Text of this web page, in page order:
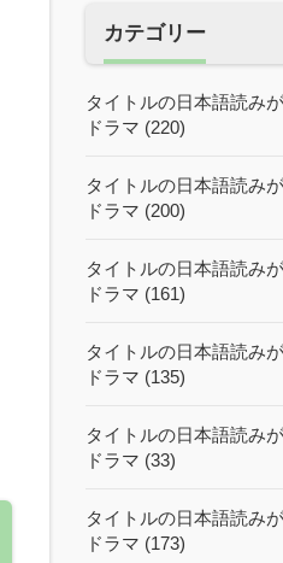
カテゴリー
タイトルの日本語読み
ドラマ (220)
タイトルの日本語読み
ドラマ (200)
タイトルの日本語読み
ドラマ (161)
タイトルの日本語読み
ドラマ (135)
タイトルの日本語読み
ドラマ (33)
タイトルの日本語読み
ドラマ (173)